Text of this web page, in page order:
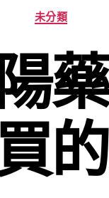
分
類
未分類